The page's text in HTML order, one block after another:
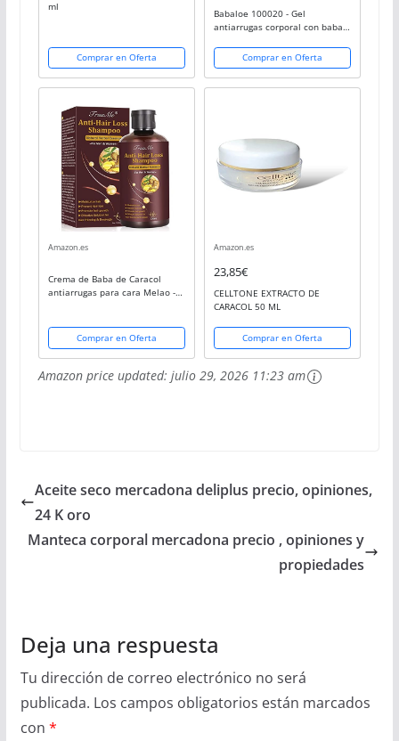
ml
Comprar en Oferta
Babaloe 100020 - Gel
antiarrugas corporal con baba
Comprar en Oferta
Amazon.es
Crema de Baba de Caracol
antiarrugas para cara Melao -
capacidad 75 ml de crema
regeneradora...
Comprar en Oferta
Amazon.es
23,85€
CELLTONE EXTRACTO DE
CARACOL 50 ML
Comprar en Oferta
Amazon price updated: julio 29, 2026 11:23 am
Aceite seco mercadona deliplus precio, opiniones,
24 K oro
Manteca corporal mercadona precio , opiniones y
propiedades
Deja una respuesta
Tu dirección de correo electrónico no será
publicada. Los campos obligatorios están marcados
con *